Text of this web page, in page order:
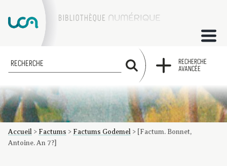
ACCUEIL
COLLECTIONS
FACTUMS
Les factums à la BU
Présentation du corpus de factums de la collection Marie
Bibliographie
Glossaire
Index de recherche
RECHERCHE
RECHERCHE
AVANCÉE
Accueil > Factums > Factums Godemel > [Factum. Bonnet,
Antoine. An 7?]